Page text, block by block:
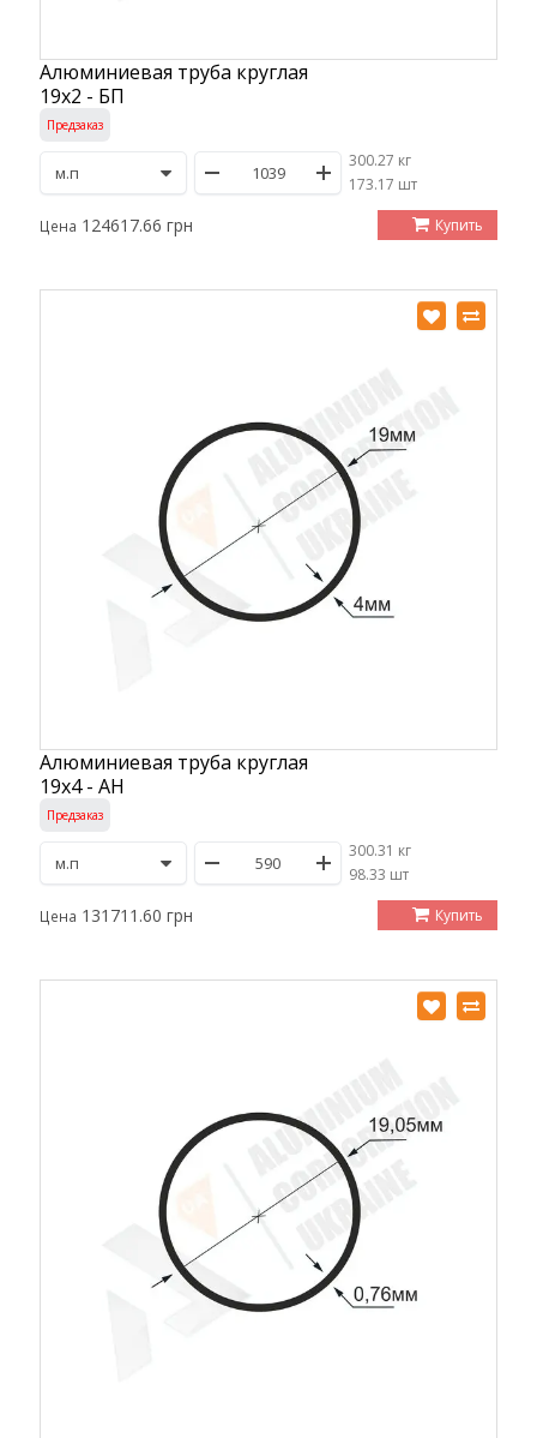
Алюминиевая труба круглая
19х2 - БП
Предзаказ
300.27 кг
/173.17 шт
Цена 124617.66 грн Купить
Алюминиевая труба круглая
19х4 - АН
Предзаказ
300.31 кг
/98.33 шт
Цена 131711.60 грн Купить